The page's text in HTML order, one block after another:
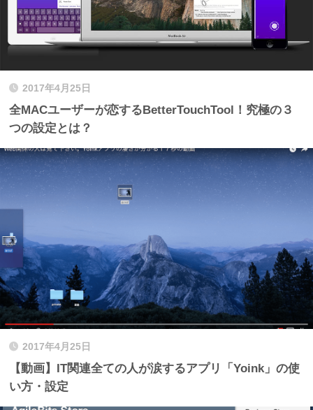
2017年4月25日
全MACユーザーが恋するBetterTouchTool！究極の３
つの設定とは？
2017年4月25日
【動画】IT関連全ての人が涙するアプリ「Yoink」の使
い方・設定